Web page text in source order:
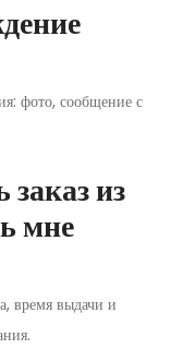
фото, сообщение с
из
мне
время выдачи и